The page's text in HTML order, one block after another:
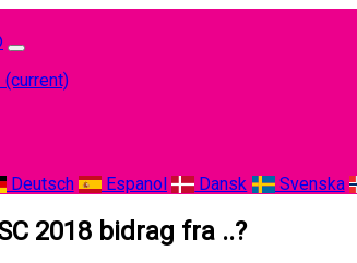
(current)
Deutsch Espanol Dansk Svenska
2018 bidrag fra ..?